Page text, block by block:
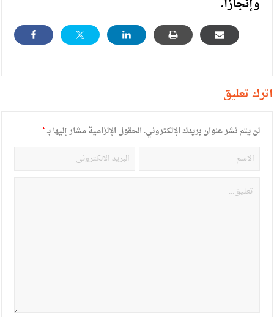
أترك تعليق
لن يتم نشر عنوان بريدك الإلكتروني.الحقول الإلزامية مشار إليها بـ*